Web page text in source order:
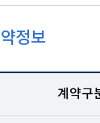
정보
계약구